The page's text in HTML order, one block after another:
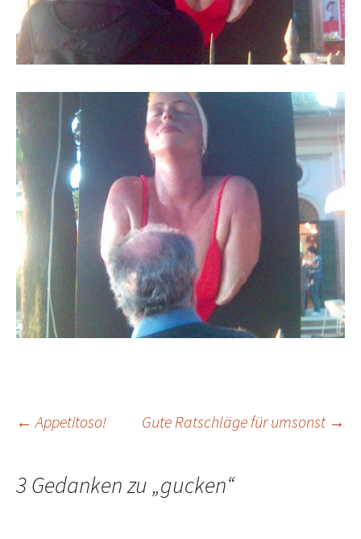
Beitrags-
Navigation
← Appetitoso! Gute Ratschläge für umsonst →
3 Gedanken zu „gucken“